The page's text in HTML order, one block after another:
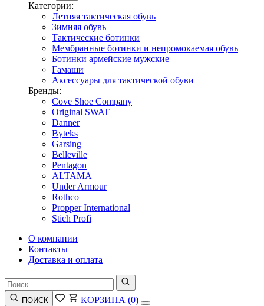
Категории:
Летняя тактическая обувь
Зимняя обувь
Тактические ботинки
Мембранные ботинки и непромокаемая обувь
Ботинки армейские мужские
Гамаши
Аксессуары для тактической обуви
Бренды:
Cove Shoe Company
Original SWAT
Danner
Byteks
Garsing
Belleville
Pentagon
ALTAMA
Under Armour
Rothco
Propper International
Stich Profi
О компании
Контакты
Доставка и оплата
ПОИСК КОРЗИНА (0)